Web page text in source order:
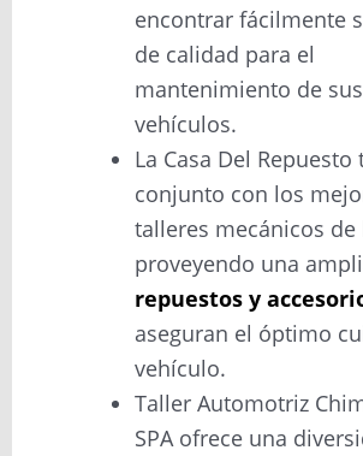
encontrar fácilmente
de calidad para el
mantenimiento de sus
vehículos.
La Casa Del Repuesto
conjunto con los
talleres mecánicos de
proveyendo una
repuestos y
aseguran el óptimo
vehículo.
Taller Automotriz
SPA ofrece una